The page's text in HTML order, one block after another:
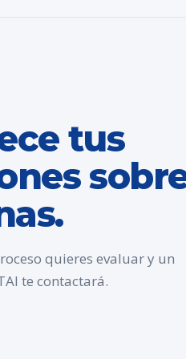
tus
quieres evaluar y un
te contactará.